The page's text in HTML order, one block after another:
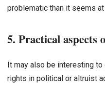
problematic than it seems
5. Practical aspects
It may also be interesting
rights in political or altruist